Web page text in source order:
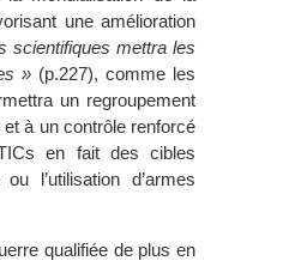
une amélioration
scientifiques mettra les
» (p.227), comme les
un regroupement
à un contrôle renforcé
en fait des cibles
l’utilisation d’armes
qualifiée de plus en